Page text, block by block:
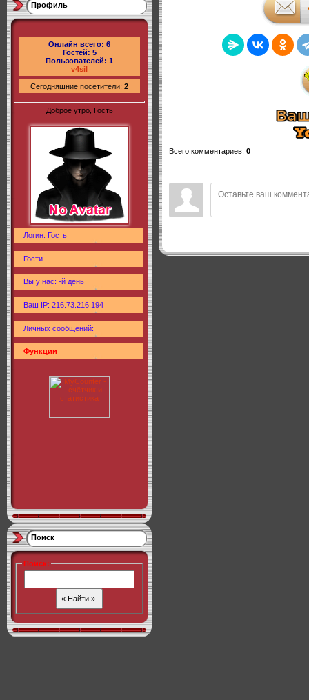
Профиль
Онлайн всего: 6
Гостей: 5
Пользователей: 1
v4sil
Сегодняшние посетители: 2
Доброе утро, Гость
Логин: Гость
Гости
Вы у нас: -й день
Ваш IP: 216.73.216.194
Личных сообщений:
Функции
Поиск
Поиск:
Всего комментариев: 0